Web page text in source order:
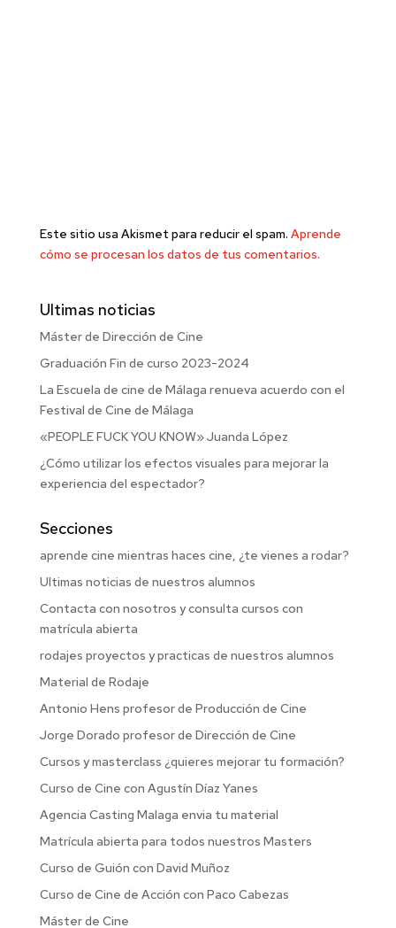
Este sitio usa Akismet para reducir el spam. Aprende
cómo se procesan los datos de tus comentarios.
Ultimas noticias
Máster de Dirección de Cine
Graduación Fin de curso 2023-2024
La Escuela de cine de Málaga renueva acuerdo con el
Festival de Cine de Málaga
«PEOPLE FUCK YOU KNOW» Juanda López
¿Cómo utilizar los efectos visuales para mejorar la
experiencia del espectador?
Secciones
aprende cine mientras haces cine, ¿te vienes a rodar?
Ultimas noticias de nuestros alumnos
Contacta con nosotros y consulta cursos con
matrícula abierta
rodajes proyectos y practicas de nuestros alumnos
Material de Rodaje
Antonio Hens profesor de Producción de Cine
Jorge Dorado profesor de Dirección de Cine
Cursos y masterclass ¿quieres mejorar tu formación?
Curso de Cine con Agustín Díaz Yanes
Agencia Casting Malaga envia tu material
Matrícula abierta para todos nuestros Masters
Curso de Guión con David Muñoz
Curso de Cine de Acción con Paco Cabezas
Máster de Cine